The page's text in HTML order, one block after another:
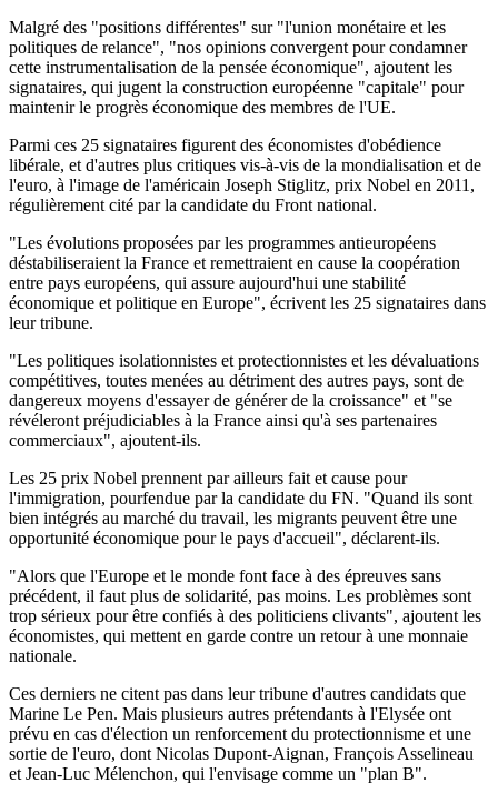
Malgré des "positions différentes" sur "l'union monétaire et les
politiques de relance", "nos opinions convergent pour condamner
cette instrumentalisation de la pensée économique", ajoutent les
signataires, qui jugent la construction européenne "capitale" pour
maintenir le progrès économique des membres de l'UE.
Parmi ces 25 signataires figurent des économistes d'obédience
libérale, et d'autres plus critiques vis-à-vis de la mondialisation et de
l'euro, à l'image de l'américain Joseph Stiglitz, prix Nobel en 2011,
régulièrement cité par la candidate du Front national.
"Les évolutions proposées par les programmes antieuropéens
déstabiliseraient la France et remettraient en cause la coopération
entre pays européens, qui assure aujourd'hui une stabilité
économique et politique en Europe", écrivent les 25 signataires dans
leur tribune.
"Les politiques isolationnistes et protectionnistes et les dévaluations
compétitives, toutes menées au détriment des autres pays, sont de
dangereux moyens d'essayer de générer de la croissance" et "se
révéleront préjudiciables à la France ainsi qu'à ses partenaires
commerciaux", ajoutent-ils.
Les 25 prix Nobel prennent par ailleurs fait et cause pour
l'immigration, pourfendue par la candidate du FN. "Quand ils sont
bien intégrés au marché du travail, les migrants peuvent être une
opportunité économique pour le pays d'accueil", déclarent-ils.
"Alors que l'Europe et le monde font face à des épreuves sans
précédent, il faut plus de solidarité, pas moins. Les problèmes sont
trop sérieux pour être confiés à des politiciens clivants", ajoutent les
économistes, qui mettent en garde contre un retour à une monnaie
nationale.
Ces derniers ne citent pas dans leur tribune d'autres candidats que
Marine Le Pen. Mais plusieurs autres prétendants à l'Elysée ont
prévu en cas d'élection un renforcement du protectionnisme et une
sortie de l'euro, dont Nicolas Dupont-Aignan, François Asselineau
et Jean-Luc Mélenchon, qui l'envisage comme un "plan B".